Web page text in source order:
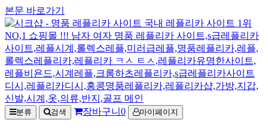
본문 바로가기
분류 검색 장바구니 0 마이페이지